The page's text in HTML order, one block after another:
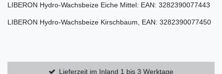
LIBERON Hydro-Wachsbeize Eiche Mittel: EAN: 3282390077443
LIBERON Hydro-Wachsbeize Kirschbaum, EAN: 3282390077450
Lieferzeit im Inland 1 bis 3 Werktage